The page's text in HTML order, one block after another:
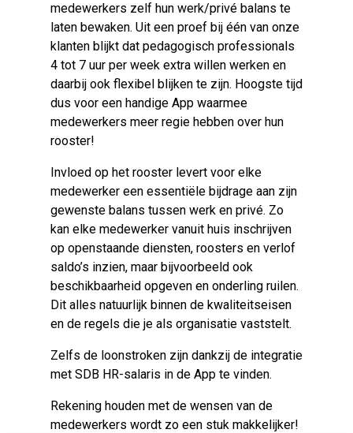
medewerkers zelf hun werk/privé balans te
laten bewaken. Uit een proef bij één van onze
klanten blijkt dat pedagogisch professionals
4 tot 7 uur per week extra willen werken en
daarbij ook flexibel blijken te zijn. Hoogste tijd
dus voor een handige App waarmee
medewerkers meer regie hebben over hun
rooster!
Invloed op het rooster levert voor elke
medewerker een essentiële bijdrage aan zijn
gewenste balans tussen werk en privé. Zo
kan elke medewerker vanuit huis inschrijven
op openstaande diensten, roosters en verlof
saldo’s inzien, maar bijvoorbeeld ook
beschikbaarheid opgeven en onderling ruilen.
Dit alles natuurlijk binnen de kwaliteitseisen
en de regels die je als organisatie vaststelt.
Zelfs de loonstroken zijn dankzij de integratie
met SDB HR-salaris in de App te vinden.
Rekening houden met de wensen van de
medewerkers wordt zo een stuk makkelijker!